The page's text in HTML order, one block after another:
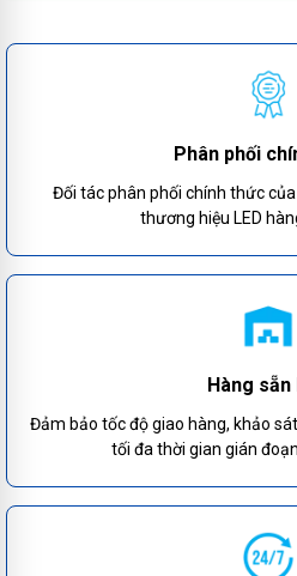
Phân phối
Đối tác phân phối chính thức
thương hiệu LED
Hàng sẵn
Đảm bảo tốc độ giao hàng, khảo
tối đa thời gian gián